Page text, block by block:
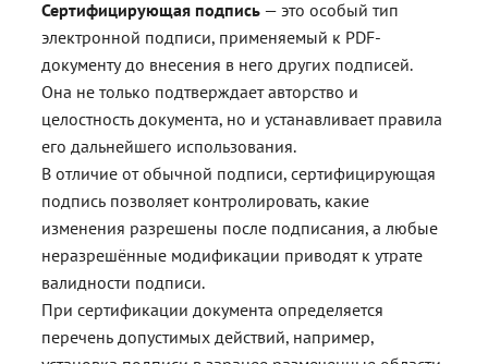
Сертифицирующая подпись — это особый тип
электронной подписи, применяемый к PDF-
документу до внесения в него других подписей.
Она не только подтверждает авторство и
целостность документа, но и устанавливает правила
его дальнейшего использования.
В отличие от обычной подписи, сертифицирующая
подпись позволяет контролировать, какие
изменения разрешены после подписания, а любые
неразрешённые модификации приводят к утрате
валидности подписи.
При сертификации документа определяется
перечень допустимых действий, например,